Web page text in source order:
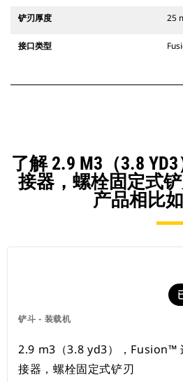
铲刃厚度 25
接口类型
了解 2.9 M3（3.8
接器，螺栓固定式
产品相比如
铲斗 - 装载机
2.9 m3（3.8 yd3），Fusion™
接器，螺栓固定式铲刃